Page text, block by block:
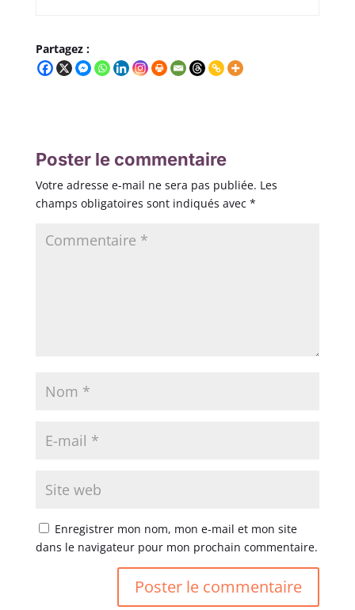
Partagez :
Poster le commentaire
Votre adresse e-mail ne sera pas publiée. Les
champs obligatoires sont indiqués avec *
Enregistrer mon nom, mon e-mail et mon site
dans le navigateur pour mon prochain commentaire.